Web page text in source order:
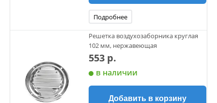
Подробнее
Решетка воздухозаборника круглая
102 мм, нержавеющая
553 р.
в наличии
Добавить в корзину